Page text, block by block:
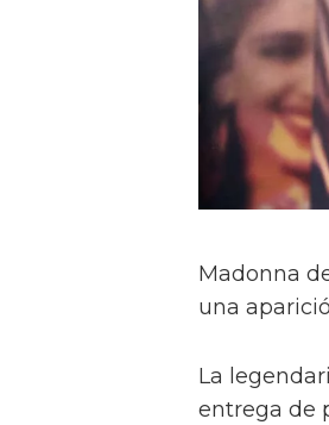
Madonna
una
La
entrega de